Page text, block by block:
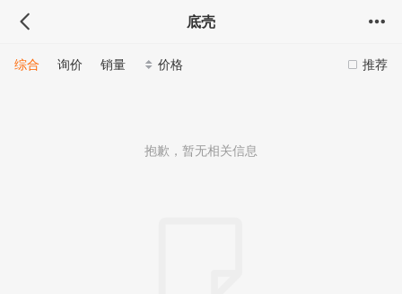
底壳
推荐
综合 询价 销量 价格
抱歉，暂无相关信息